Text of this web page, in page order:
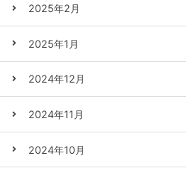
2025年2月
2025年1月
2024年12月
2024年11月
2024年10月